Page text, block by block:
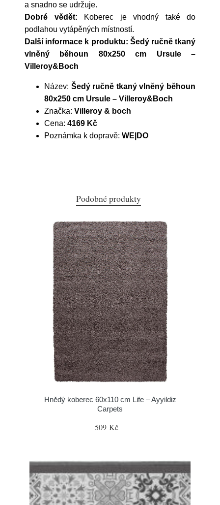
a snadno se udržuje.
Dobré vědět: Koberec je vhodný také do
podlahou vytápěných místností.
Další informace k produktu: Šedý ručně tkaný
vlněný běhoun 80x250 cm Ursule –
Villeroy&Boch
Název: Šedý ručně tkaný vlněný běhoun
80x250 cm Ursule – Villeroy&Boch
Značka: Villeroy & boch
Cena: 4169 Kč
Poznámka k dopravě: WE|DO
Podobné produkty
Hnědý koberec 60x110 cm Life – Ayyildiz
Carpets
509 Kč